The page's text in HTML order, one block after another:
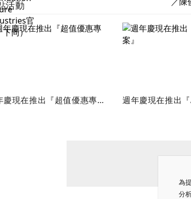
為
分
活動
慶現在推出『超值優惠專
週年慶現在推出